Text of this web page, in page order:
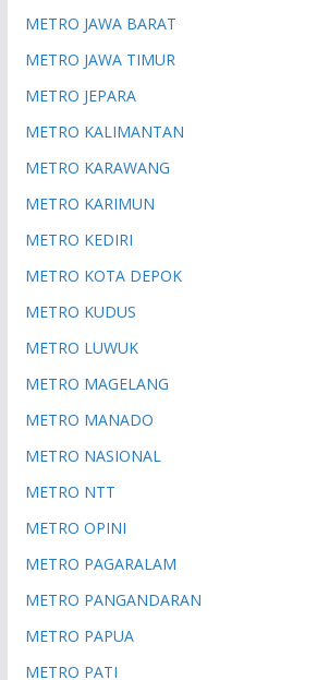
METRO JAWA BARAT
METRO JAWA TIMUR
METRO JEPARA
METRO KALIMANTAN
METRO KARAWANG
METRO KARIMUN
METRO KEDIRI
METRO KOTA DEPOK
METRO KUDUS
METRO LUWUK
METRO MAGELANG
METRO MANADO
METRO NASIONAL
METRO NTT
METRO OPINI
METRO PAGARALAM
METRO PANGANDARAN
METRO PAPUA
METRO PATI